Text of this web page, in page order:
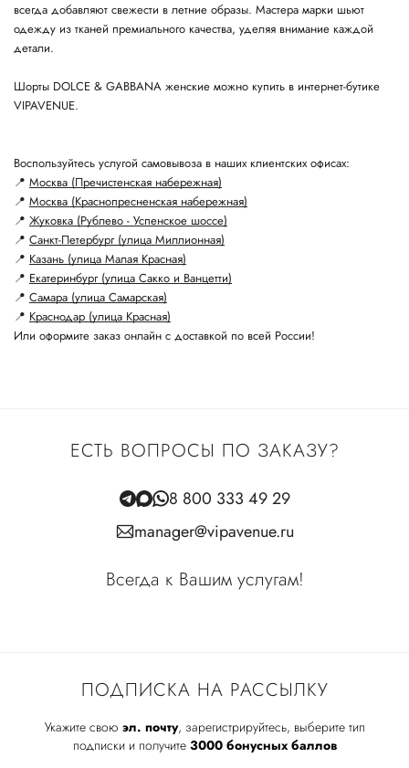
всегда добавляют свежести в летние образы. Мастера марки шьют
одежду из тканей премиального качества, уделяя внимание каждой
детали.
Шорты DOLCE & GABBANA женские можно купить в интернет-бутике
VIPAVENUE.
Воспользуйтесь услугой самовывоза в наших клиентских офисах:
📍 Москва (Пречистенская набережная)
📍 Москва (Краснопресненская набережная)
📍 Жуковка (Рублево - Успенское шоссе)
📍 Санкт-Петербург (улица Миллионная)
📍 Казань (улица Малая Красная)
📍 Екатеринбург (улица Сакко и Ванцетти)
📍 Самара (улица Самарская)
📍 Краснодар (улица Красная)
Или оформите заказ онлайн с доставкой по всей России!
ПОДПИСКА НА РАССЫЛКУ
Укажите свою эл. почту, зарегистрируйтесь, выберите тип
подписки и получите 3000 бонусных баллов
ЕСТЬ ВОПРОСЫ ПО ЗАКАЗУ?
8 800 333 49 29
manager@vipavenue.ru
Всегда к Вашим услугам!